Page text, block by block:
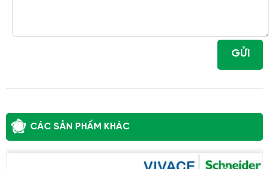
GỬI
CÁC SẢN PHẨM KHÁC